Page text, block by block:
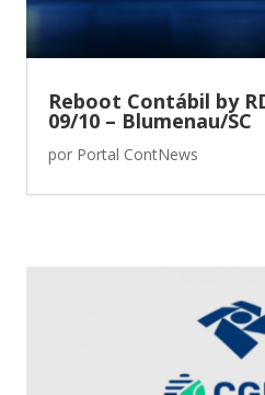
Reboot Contábil by
09/10 – Blumenau/SC
por Portal ContNews